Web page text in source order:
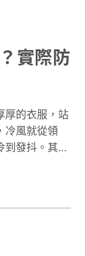
膚老化。別
將帶你了解
部到腳部的完
，你也能在享
離曬傷困
實際防
厚的衣服，站
冷風就從領
到發抖。其實
0度，但
風會快速破
度有